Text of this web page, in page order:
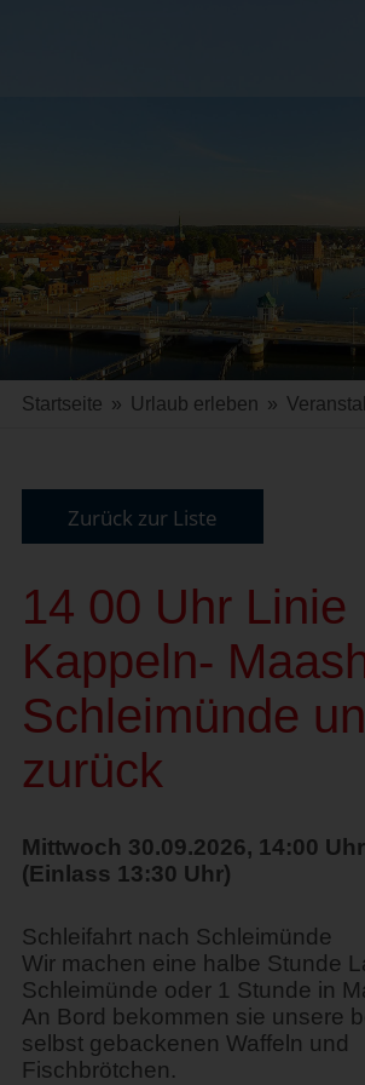
Startseite » Urlaub erleben »
Zurück zur Liste
14 00 Uhr Linie
Kappeln-
Schleimünde
zurück
Mittwoch 30.09.2026, 14:00
(Einlass 13:30 Uhr)
Schleifahrt nach Schleimünde
Wir machen eine halbe Stunde
Schleimünde oder 1 Stunde in
An Bord bekommen sie unsere
selbst gebackenen Waffeln und
Fischbrötchen.